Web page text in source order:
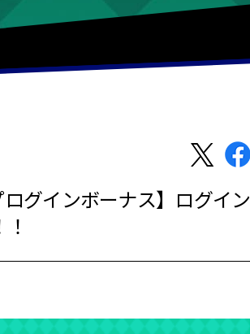
グインボーナス】ログイン